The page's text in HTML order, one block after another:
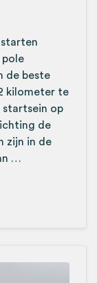
starten
pole
de beste
kilometer te
startsein op
de
zijn in de
…